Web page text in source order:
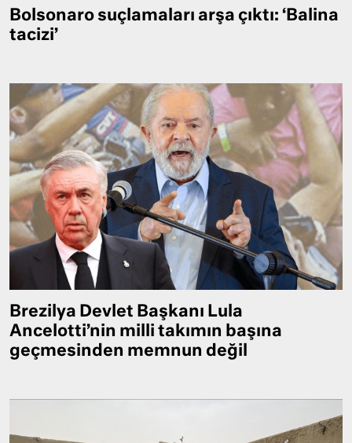
Bolsonaro suçlamaları arşa çıktı: ‘Balina
tacizi’
Brezilya Devlet Başkanı Lula
Ancelotti’nin milli takımın başına
geçmesinden memnun değil